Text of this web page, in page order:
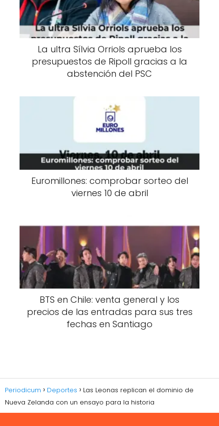
La ultra Sílvia Orriols aprueba los
presupuestos de Ripoll gracias a la
abstención del PSC
Euromillones: comprobar sorteo del
viernes 10 de abril
BTS en Chile: venta general y los
precios de las entradas para sus tres
fechas en Santiago
Periodicum Deportes
Las Leonas replican el dominio de
Nueva Zelanda con un ensayo para la historia